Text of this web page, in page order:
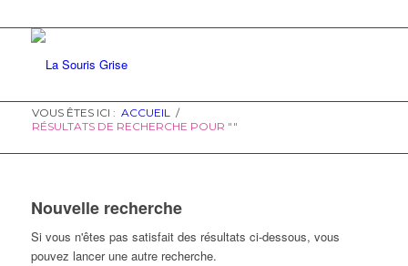
VOUS ÊTES ICI : ACCUEIL /
RÉSULTATS DE RECHERCHE POUR ""
Nouvelle recherche
Si vous n'êtes pas satisfait des résultats ci-dessous, vous
pouvez lancer une autre recherche.